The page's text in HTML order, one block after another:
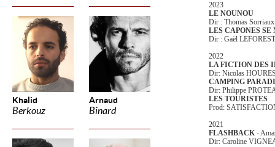
Khalid
Berkouz
Arnaud
Binard
2023
LE NOUNOU
Dir : Thomas Sorriaux
LES CAPONES
Dir : Gaël
2022
LA FICTION DES
Dir: Nicolas
CAMPING
Dir: Philippe
LES TOURISTES
Prod:
2021
FLASHBACK -
Dir: Caroline